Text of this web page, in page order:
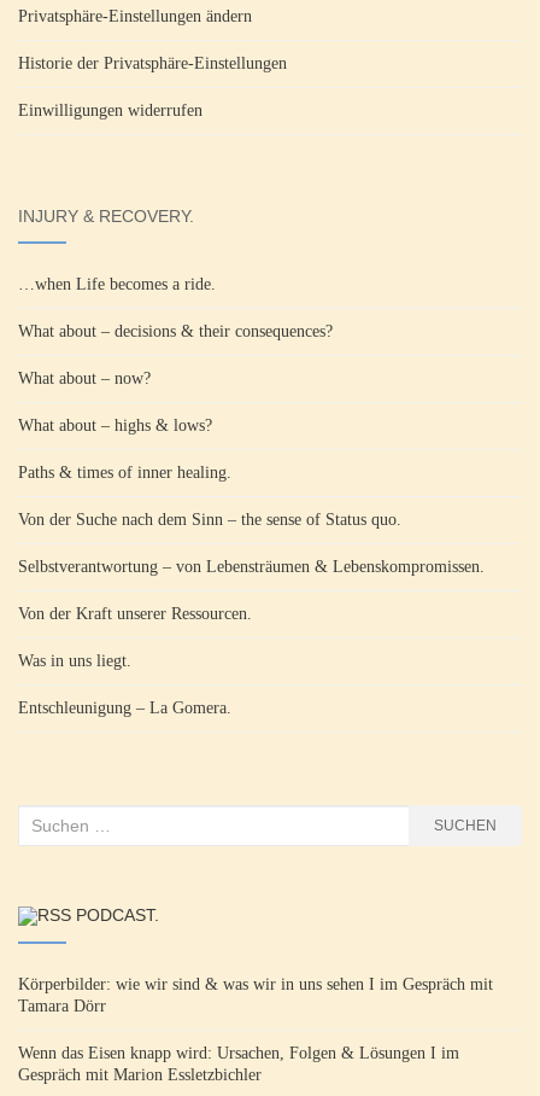
Privatsphäre-Einstellungen ändern
Historie der Privatsphäre-Einstellungen
Einwilligungen widerrufen
INJURY & RECOVERY.
…when Life becomes a ride.
What about – decisions & their consequences?
What about – now?
What about – highs & lows?
Paths & times of inner healing.
Von der Suche nach dem Sinn – the sense of Status quo.
Selbstverantwortung – von Lebensträumen & Lebenskompromissen.
Von der Kraft unserer Ressourcen.
Was in uns liegt.
Entschleunigung – La Gomera.
Suchen
SUCHEN
PODCAST.
Körperbilder: wie wir sind & was wir in uns sehen I im Gespräch mit
Tamara Dörr
Wenn das Eisen knapp wird: Ursachen, Folgen & Lösungen I im
Gespräch mit Marion Essletzbichler